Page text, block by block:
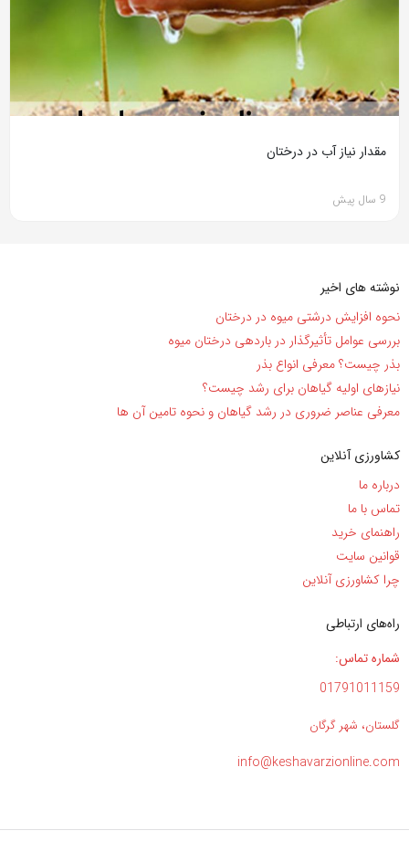
مقدار نیاز آب در درختان
9 سال پیش
نوشته های اخیر
نحوه افزایش درشتی میوه در درختان
بررسی عوامل تأثیرگذار در باردهی درختان میوه
بذر چیست؟ معرفی انواع بذر
نیاز‌های اولیه گیاهان برای رشد چیست؟
معرفی عناصر ضروری در رشد گیاهان و نحوه تامین آن ها
کشاورزی آنلاین
درباره ما
تماس با ما
راهنمای خرید
قوانین سایت
چرا کشاورزی آنلاین
راه‌های ارتباطی
شماره تماس:
01791011159
گلستان، شهر گرگان
info@keshavarzionline.com